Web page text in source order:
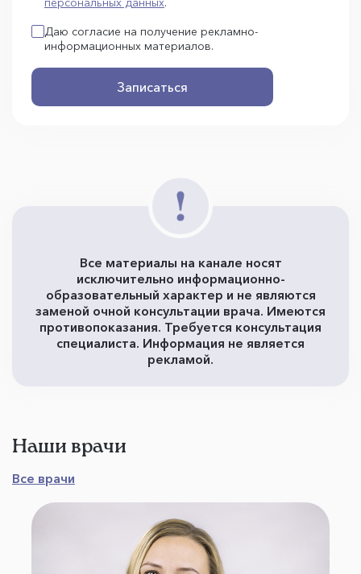
Даю согласие на получение рекламно-
информационных материалов.
Записаться
Все материалы на канале носят
исключительно информационно-
образовательный характер и не являются
заменой очной консультации врача. Имеются
противопоказания. Требуется консультация
специалиста. Информация не является
рекламой.
Наши врачи
Все врачи